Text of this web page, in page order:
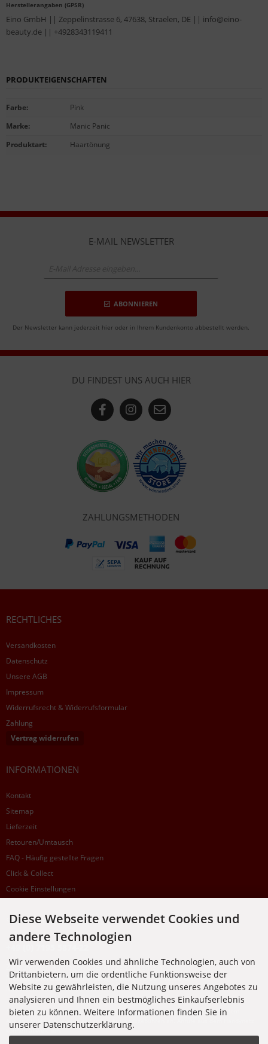
Herstellerangaben (GPSR)
Eino GmbH || Zeppelinstrasse 6, 47638, Straelen, DE || info@eino-
beauty.de || +4928343119411
PRODUKTEIGENSCHAFTEN
Farbe:
Pink
Marke:
Manic Panic
Produktart: Haartönung
E-MAIL NEWSLETTER
ABONNIEREN
Der Newsletter kann jederzeit hier oder in Ihrem Kundenkonto abbestellt werden.
DU FINDEST UNS AUCH HIER
ZAHLUNGSMETHODEN
RECHTLICHES
Versandkosten
Datenschutz
Unsere AGB
Impressum
Widerrufsrecht & Widerrufsformular
Zahlung
Vertrag widerrufen
INFORMATIONEN
Kontakt
Sitemap
Lieferzeit
Retouren/Umtausch
FAQ - Häufig gestellte Fragen
Click & Collect
Cookie Einstellungen
SUPPORTHOTLINE
Zu laufenden Aufträgen oder Fragen allgemein:
Montag, Dienstag, Donnerstag, Freitag: 10:00 - 16:00 Uhr
Mittwoch: 10:00 - 18:00 Uhr
* Kosten: normaler Ortstarif DE, mit Flatratevertrag natürlich kostenlos. Aus dem
Ausland fallen die jeweils geltenden Auslandsgebühren an. Anrufe aus dem Handynetz
können abweichen.
Diese Webseite verwendet Cookies und
andere Technologien
Wir verwenden Cookies und ähnliche Technologien, auch von
Drittanbietern, um die ordentliche Funktionsweise der
Website zu gewährleisten, die Nutzung unseres Angebotes zu
analysieren und Ihnen ein bestmögliches Einkaufserlebnis
bieten zu können. Weitere Informationen finden Sie in
unserer Datenschutzerklärung.